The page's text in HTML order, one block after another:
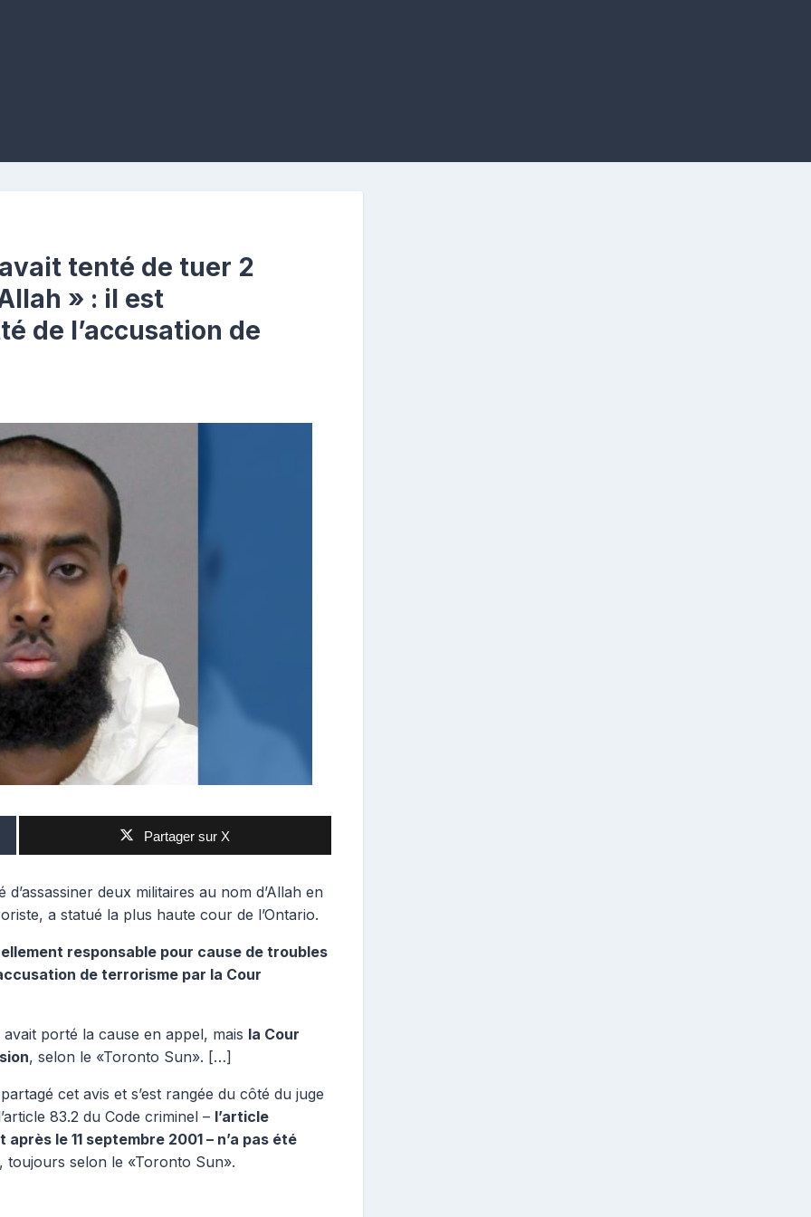
tenté de tuer 2
» : il est
de l’accusation de
Partager sur X
deux militaires au nom d’Allah en
a statué la plus haute cour de l’Ontario.
responsable pour cause de troubles
de terrorisme par la Cour
porté la cause en appel, mais la Cour
, selon le «Toronto Sun». […]
cet avis et s’est rangée du côté du juge
83.2 du Code criminel – l’article
le 11 septembre 2001 – n’a pas été
, toujours selon le «Toronto Sun».